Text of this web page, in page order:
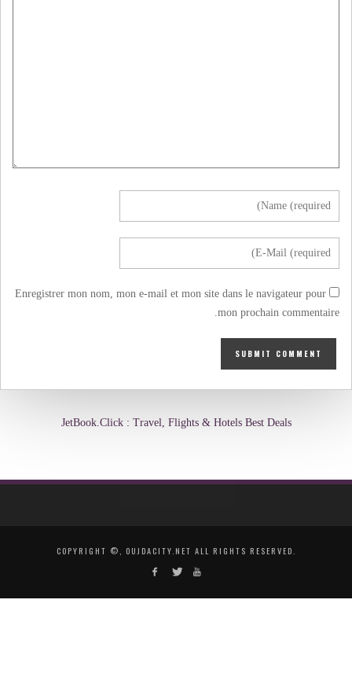
Enregistrer mon nom, mon e-mail et mon site dans le navigateur pour
mon prochain commentaire.
JetBook.Click : Travel, Flights & Hotels Best Deals
COPYRIGHT ©, OUJDACITY.NET ALL RIGHTS RESERVED.